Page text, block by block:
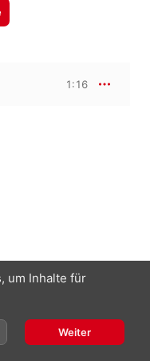
1:16
um Inhalte für
Weiter